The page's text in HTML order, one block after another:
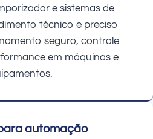
e sistemas de
técnico e preciso
seguro, controle
em máquinas e
automação